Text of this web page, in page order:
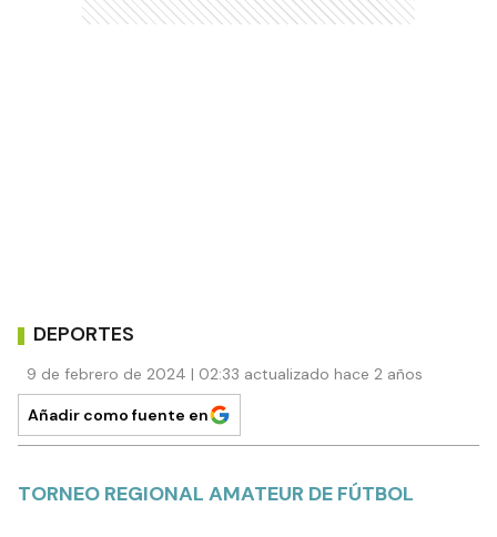
DEPORTES
9 de febrero de 2024 | 02:33 actualizado hace 2 años
Añadir como fuente en
TORNEO REGIONAL AMATEUR DE FÚTBOL